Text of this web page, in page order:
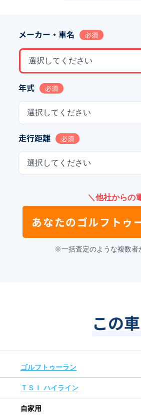
メーカー・車名 必須
選択してください
年式 必須
選択してください
走行距離 必須
選択してください
＼他社からの
あなたのゴルフトゥ
※一括査定のような複数者
この
ゴルフトゥーラン
ＴＳＩ ハイライン
自家用